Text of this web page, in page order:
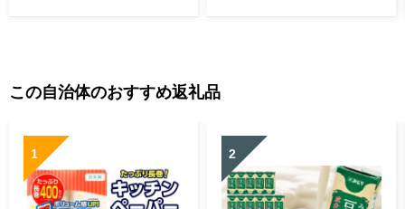
この自治体のおすすめ返礼品
1 2